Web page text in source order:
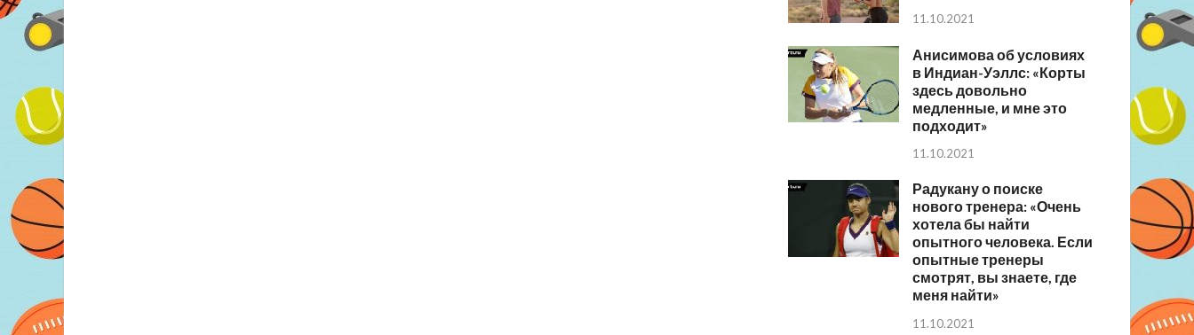
11.10.2021
Анисимова об условиях
в Индиан-Уэллс: «Корты
здесь довольно
медленные, и мне это
подходит»
11.10.2021
Радукану о поиске
нового тренера: «Очень
хотела бы найти
опытного человека. Если
опытные тренеры
смотрят, вы знаете, где
меня найти»
11.10.2021